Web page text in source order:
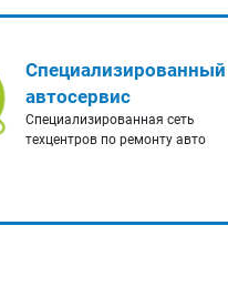
Специализированный
автосервис
Специализированная сеть
техцентров по ремонту авто